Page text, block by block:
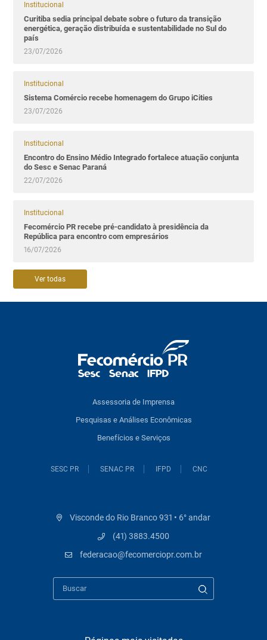
Institucional
Curitiba sedia principal debate sobre o futuro da transição
energética, geração distribuída e sustentabilidade no Sul do
país
23/07/2026
Institucional
Sistema Comércio recebe homenagem do Grupo iCities
23/07/2026
Institucional
Encontro do Ensino Médio Integrado fortalece atuação conjunta
do Sesc e Senac Paraná
22/07/2026
Institucional
Fecomércio PR recebe pré-candidato à presidência da
República para encontro com empresários
16/07/2026
Ver todas
Assessoria de Imprensa
Pesquisas e Análises Econômicas
Benefícios e Serviços
SESC PR SENAC PR IFPD CNC
Visconde do Rio Branco 931 • 6° andar
(41) 3883.4500
federacao@fecomerciopr.com.br